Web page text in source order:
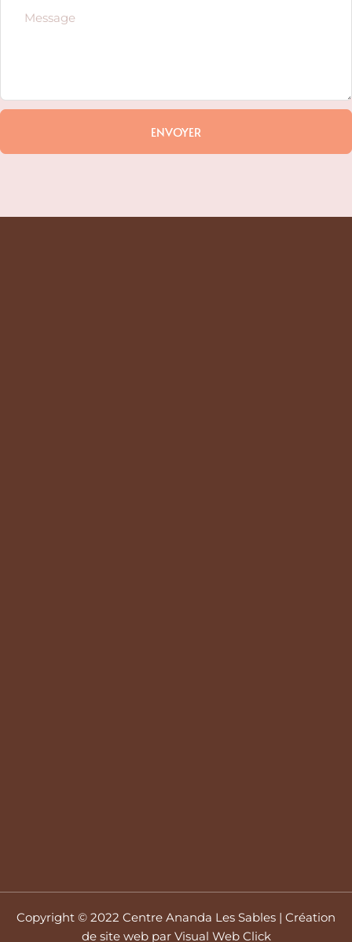
ENVOYER
Copyright © 2022 Centre Ananda Les Sables | Création
de site webpar Visual Web Click